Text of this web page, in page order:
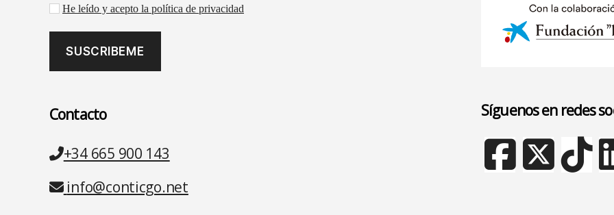
Aceptación de la política de privacidad
He leído y acepto la política de privacidad
Contacto
Teléfono
+34 665 900 143
Email
info@conticgo.net
Síguenos en redes